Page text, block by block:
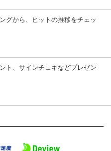
グから、ヒットの推移をチェッ
ト、サインチェキなどプレゼン